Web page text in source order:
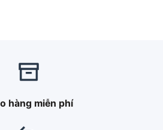
hàng miễn phí